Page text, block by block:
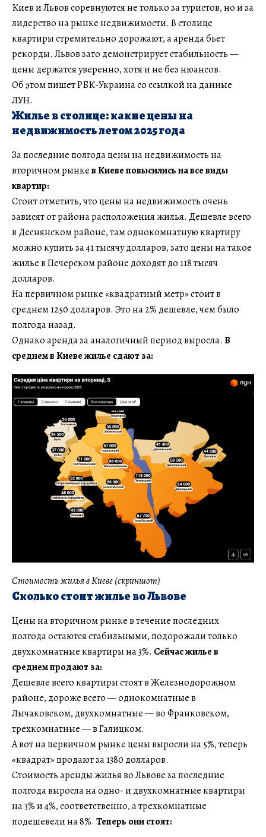
Киев и Львов соревнуются не только за туристов, но и за
лидерство на рынке недвижимости. В столице
квартиры стремительно дорожают, а аренда бьет
рекорды. Львов зато демонстрирует стабильность —
цены держатся уверенно, хотя и не без нюансов.
Об этом пишет РБК-Украина со ссылкой на данные
ЛУН.
Жилье в столице: какие цены на
недвижимость летом 2025 года
За последние полгода цены на недвижимость на
вторичном рынкев Киеве повысились на все виды
квартир:
Стоит отметить, что цены на недвижимость очень
зависят от района расположения жилья. Дешевле всего
в Деснянском районе, там однокомнатную квартиру
можно купить за 41 тысячу долларов, зато цены на такое
жилье в Печерском районе доходят до 118 тысяч
долларов.
На первичном рынке «квадратный метр» стоит в
среднем 1250 долларов. Это на 2% дешевле, чем было
полгода назад.
Однако аренда за аналогичный период выросла. В
среднем в Киеве жилье сдают за:
Стоимость жилья в Киеве (скриншот)
Сколько стоит жилье во Львове
Цены на вторичном рынке в течение последних
полгода остаются стабильными, подорожали только
двухкомнатные квартиры на 3%. Сейчас жилье в
среднем продают за:
Дешевле всего квартиры стоят в Железнодорожном
районе, дороже всего — однокомнатные в
Лычаковском, двухкомнатные — во Франковском,
трехкомнатные — в Галицком.
А вот на первичном рынке цены выросли на 5%, теперь
«квадрат» продают за 1380 долларов.
Стоимость аренды жилья во Львове за последние
полгода выросла на одно- и двухкомнатные квартиры
на 3% и 4%, соответственно, а трехкомнатные
подешевели на 8%. Теперь они стоят: